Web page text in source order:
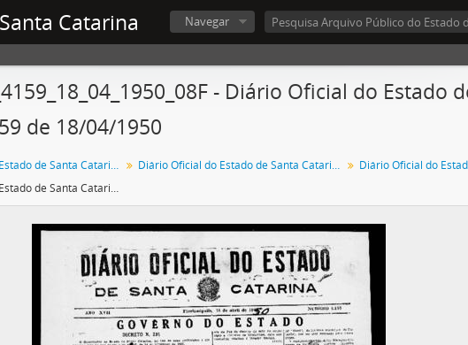
Catarina Navegar
- Diário Oficial do Estado
de 18/04/1950
Diário Oficial do Estado de Santa Catarina Diário Oficial do Estado de Santa Catarina. 1950
Diário Oficial do Estado de Santa Catarina. Ano 17. N° 4159 de 18/04/1950